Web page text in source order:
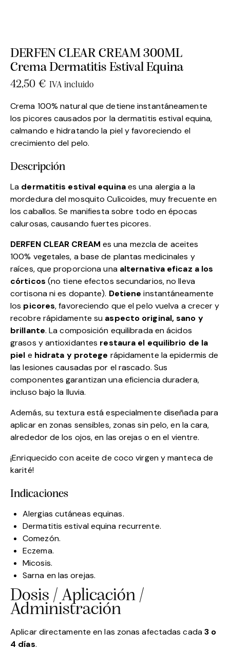
DERFEN CLEAR CREAM 300ML
Crema Dermatitis Estival Equina
42,50 € IVA incluido
Crema 100% natural que detiene instantáneamente
los picores causados por la dermatitis estival equina,
calmando e hidratando la piel y favoreciendo el
crecimiento del pelo.
Descripción
La dermatitis estival equinaes una alergia a la
mordedura del mosquito Culicoides, muy frecuente en
los caballos. Se manifiesta sobre todo en épocas
calurosas, causando fuertes picores.
DERFEN CLEAR CREAM es una mezcla de aceites
100% vegetales, a base de plantas medicinales y
raíces, que proporciona una alternativa eficaz a los
córticos (no tiene efectos secundarios, no lleva
cortisona ni es dopante). Detiene instantáneamente
los picores, favoreciendo que el pelo vuelva a crecer y
recobre rápidamente su aspecto original, sano y
brillante. La composición equilibrada en ácidos
grasos y antioxidantes restaura el equilibrio de la
piel e hidrata y protege rápidamente la epidermis de
las lesiones causadas por el rascado. Sus
componentes garantizan una eficiencia duradera,
incluso bajo la lluvia.
Además, su textura está especialmente diseñada para
aplicar en zonas sensibles, zonas sin pelo, en la cara,
alrededor de los ojos, en las orejas o en el vientre.
¡Enriquecido con aceite de coco virgen y manteca de
karité!
Indicaciones
Alergias cutáneas equinas.
Dermatitis estival equina recurrente.
Comezón.
Eczema.
Micosis.
Sarna en las orejas.
Dosis / Aplicación /
Administración
Aplicar directamente en las zonas afectadas cada3 o
4 días.